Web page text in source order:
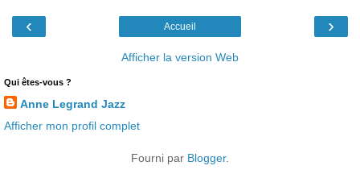
‹ ›
Accueil
Afficher la version Web
Qui êtes-vous ?
Anne Legrand Jazz
Afficher mon profil complet
Fourni par Blogger.